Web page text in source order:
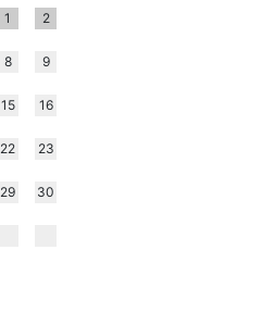
1 2
8 9
15 16
22 23
29 30